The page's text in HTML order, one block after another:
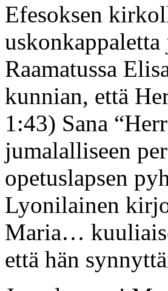
Efesoksen
Raamatussa
kunnian, että
1:43) Sana
jumalalliseen
opetuslapsen
Lyonilainen
Maria…
että hän